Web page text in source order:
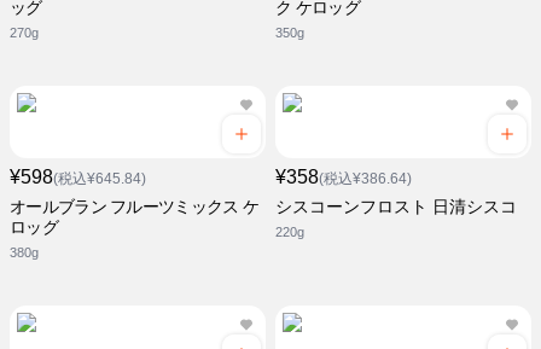
ッグ
270g
ク ケロッグ
350g
¥598(税込¥645.84)
オールブラン フルーツミックス ケ
ロッグ
380g
¥358(税込¥386.64)
シスコーンフロスト 日清シスコ
220g